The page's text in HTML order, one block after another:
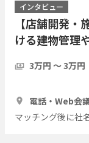
インタビュー
【店舗開発
ける建物管理
3万円 〜 3万円
電話・Web会
マッチング後に社